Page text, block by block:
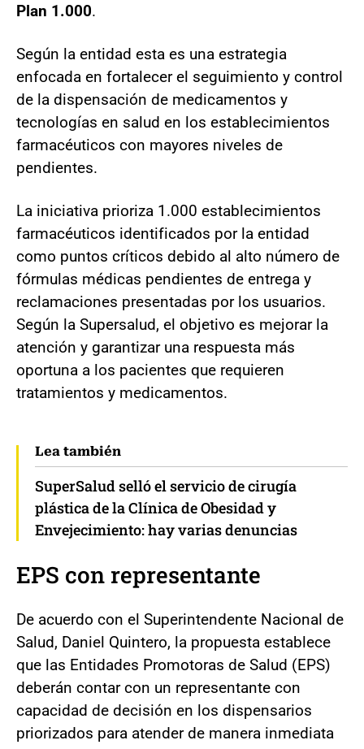
Plan 1.000.
Según la entidad esta es una estrategia
enfocada en fortalecer el seguimiento y control
de la dispensación de medicamentos y
tecnologías en salud en los establecimientos
farmacéuticos con mayores niveles de
pendientes.
La iniciativa prioriza 1.000 establecimientos
farmacéuticos identificados por la entidad
como puntos críticos debido al alto número de
fórmulas médicas pendientes de entrega y
reclamaciones presentadas por los usuarios.
Según la Supersalud, el objetivo es mejorar la
atención y garantizar una respuesta más
oportuna a los pacientes que requieren
tratamientos y medicamentos.
Lea también
SuperSalud selló el servicio de cirugía
plástica de la Clínica de Obesidad y
Envejecimiento: hay varias denuncias
EPS con representante
De acuerdo con el Superintendente Nacional de
Salud, Daniel Quintero, la propuesta establece
que las Entidades Promotoras de Salud (EPS)
deberán contar con un representante con
capacidad de decisión en los dispensarios
priorizados para atender de manera inmediata